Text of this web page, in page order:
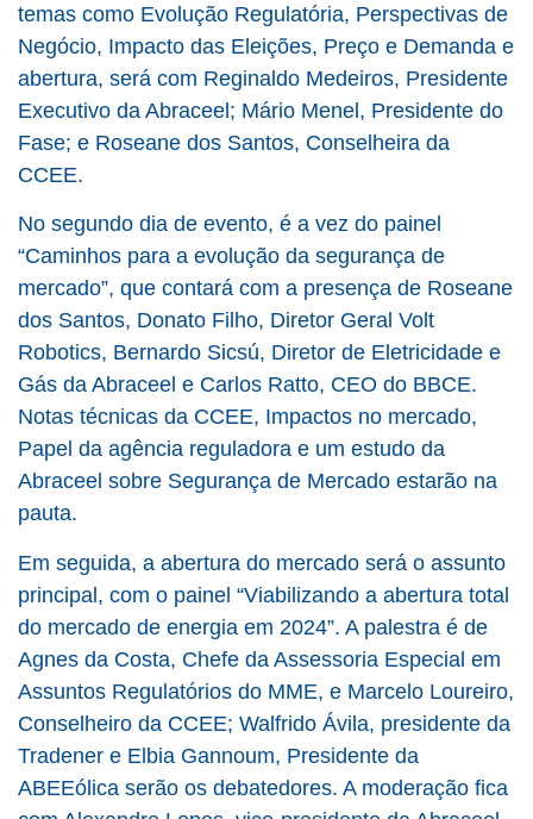
temas como Evolução Regulatória, Perspectivas de
Negócio, Impacto das Eleições, Preço e Demanda e
abertura, será com Reginaldo Medeiros, Presidente
Executivo da Abraceel; Mário Menel, Presidente do
Fase; e Roseane dos Santos, Conselheira da
CCEE.
No segundo dia de evento, é a vez do painel
“Caminhos para a evolução da segurança de
mercado”, que contará com a presença de Roseane
dos Santos, Donato Filho, Diretor Geral Volt
Robotics, Bernardo Sicsú, Diretor de Eletricidade e
Gás da Abraceel e Carlos Ratto, CEO do BBCE.
Notas técnicas da CCEE, Impactos no mercado,
Papel da agência reguladora e um estudo da
Abraceel sobre Segurança de Mercado estarão na
pauta.
Em seguida, a abertura do mercado será o assunto
principal, com o painel “Viabilizando a abertura total
do mercado de energia em 2024”. A palestra é de
Agnes da Costa, Chefe da Assessoria Especial em
Assuntos Regulatórios do MME, e Marcelo Loureiro,
Conselheiro da CCEE; Walfrido Ávila, presidente da
Tradener e Elbia Gannoum, Presidente da
ABEEólica serão os debatedores. A moderação fica